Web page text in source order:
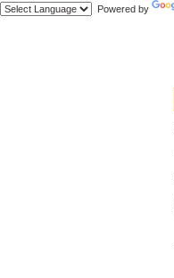
Powered by